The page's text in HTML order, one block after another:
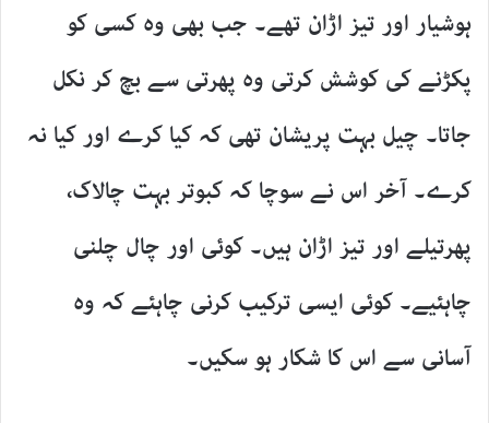
ہوشیار اور تیز اڑان تھے۔ جب بھی وہ کسی کو
پکڑنے کی کوشش کرتی وہ پھرتی سے بچ کر نکل
جاتا۔ چیل بہت پریشان تھی کہ کیا کرے اور کیا نہ
کرے۔ آخر اس نے سوچا کہ کبوتر بہت چالاک،
پھرتیلے اور تیز اڑان ہیں۔ کوئی اور چال چلنی
چاہئیے۔ کوئی ایسی ترکیب کرنی چاہئے کہ وہ
آسانی سے اس کا شکار ہو سکیں۔